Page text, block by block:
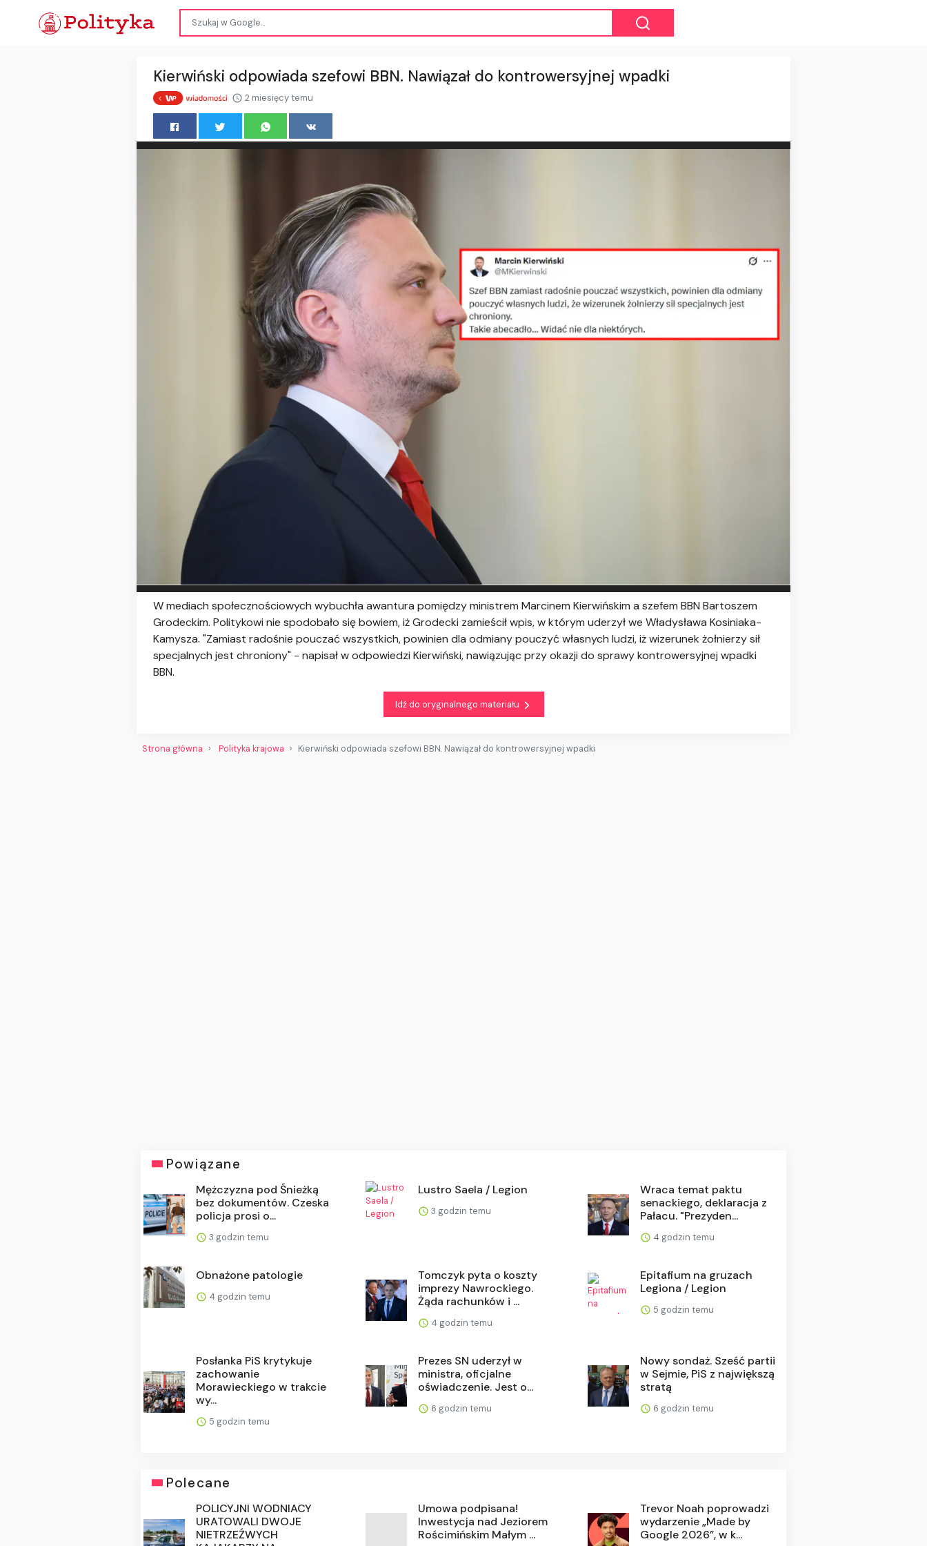
Kierwiński odpowiada szefowi BBN. Nawiązał do kontrowersyjnej wpadki
2 miesięcy temu
W mediach społecznościowych wybuchła awantura pomiędzy ministrem Marcinem Kierwińskim a szefem BBN Bartoszem
Grodeckim. Politykowi nie spodobało się bowiem, iż Grodecki zamieścił wpis, w którym uderzył we Władysława Kosiniaka-
Kamysza. "Zamiast radośnie pouczać wszystkich, powinien dla odmiany pouczyć własnych ludzi, iż wizerunek żołnierzy sił
specjalnych jest chroniony" - napisał w odpowiedzi Kierwiński, nawiązując przy okazji do sprawy kontrowersyjnej wpadki
BBN.
Idź do oryginalnego materiału
Strona główna Polityka krajowa Kierwiński odpowiada szefowi BBN. Nawiązał do kontrowersyjnej wpadki
Powiązane
Mężczyzna pod Śnieżką
bez dokumentów. Czeska
policja prosi o...
3 godzin temu
Lustro Saela / Legion
3 godzin temu
Wraca temat paktu
senackiego, deklaracja z
Pałacu. "Prezyden...
4 godzin temu
Obnażone patologie
4 godzin temu
Tomczyk pyta o koszty
imprezy Nawrockiego.
Żąda rachunków i ...
4 godzin temu
Epitafium na gruzach
Legiona / Legion
5 godzin temu
Posłanka PiS krytykuje
zachowanie
Morawieckiego w trakcie
wy...
5 godzin temu
Prezes SN uderzył w
ministra, oficjalne
oświadczenie. Jest o...
6 godzin temu
Nowy sondaż. Sześć partii
w Sejmie, PiS z największą
stratą
6 godzin temu
Polecane
POLICYJNI WODNIACY
URATOWALI DWOJE
NIETRZEŹWYCH
Umowa podpisana!
Inwestycja nad Jeziorem
Rościmińskim Małym ...
Trevor Noah poprowadzi
wydarzenie „Made by
Google 2026”, w k...